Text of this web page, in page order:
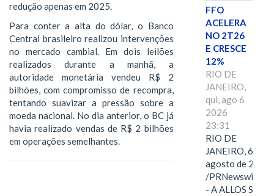
redução apenas em 2025.
Para conter a alta do dólar, o Banco
Central brasileiro realizou intervenções
no mercado cambial. Em dois leilões
realizados durante a manhã, a
autoridade monetária vendeu R$ 2
bilhões, com compromisso de recompra,
tentando suavizar a pressão sobre a
moeda nacional. No dia anterior, o BC já
havia realizado vendas de R$ 2 bilhões
em operações semelhantes.
FFO
ACELERA
NO 2T26
E CRESCE
12%
RIO DE
JANEIRO,
qui, ago 6
2026
23:31
RIO DE
JANEIRO, 6 de
agosto de 2026
/PRNewswire/ -
- A ALLOS S.A.